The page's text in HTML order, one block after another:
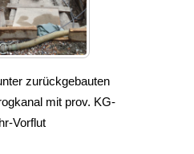
zurückgebauten
mit prov. KG-
Vorflut